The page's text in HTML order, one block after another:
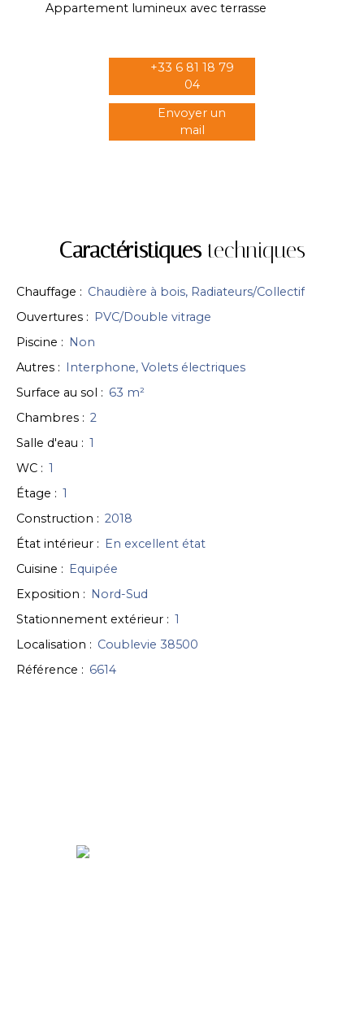
Appartement lumineux avec terrasse
+33 6 81 18 79
04
Envoyer un
mail
Caractéristiquestechniques
Chauffage : Chaudière à bois, Radiateurs/Collectif
Ouvertures : PVC/Double vitrage
Piscine : Non
Autres : Interphone, Volets électriques
Surface au sol : 63 m²
Chambres : 2
Salle d'eau : 1
WC : 1
Étage : 1
Construction : 2018
État intérieur : En excellent état
Cuisine : Equipée
Exposition : Nord-Sud
Stationnement extérieur : 1
Localisation : Coublevie 38500
Référence : 6614